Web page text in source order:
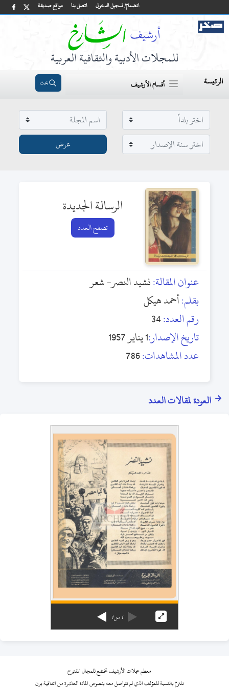
مواقع صديقة اتصل بنا انضمام/ تسجيل الدخول
للمجلات الأدبية والثقافية العربية
الرئيسة أقسام الأرشيف بحث
الرسالة الجديدة
تصفح العدد
عنوان المقالة:نشيد النصر- شعر
بقلم:أحمد هيكل
رقم العدد:34
تاريخ الإصدار:1 يناير 1957
عدد المشاهدات:786
العودة لمقالات العدد
1من1
معظم مجلات الأرشيف تخضع للمجال المفتوح
نلتزم بالنسبة للمؤلف الذي لم نتواصل معه بنصوص المادة العاشرة من اتفاقية برن